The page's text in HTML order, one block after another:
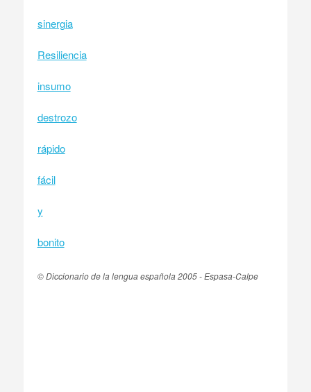
sinergia
Resiliencia
insumo
destrozo
rápido
fácil
y
bonito
© Diccionario de la lengua española 2005 - Espasa-Calpe